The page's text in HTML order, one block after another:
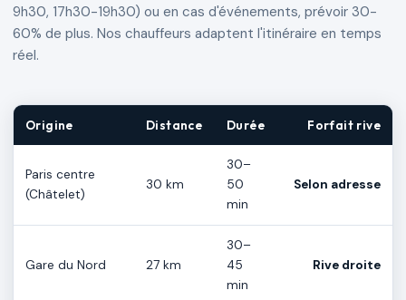
9h30, 17h30-19h30) ou en cas d'événements, prévoir 30-
60% de plus. Nos chauffeurs adaptent l'itinéraire en temps
réel.
Origine Distance Durée Forfait rive
Paris centre
(Châtelet)
30 km
30–
50
min
Selon adresse
Gare du Nord 27 km
30–
45
min
Rive droite